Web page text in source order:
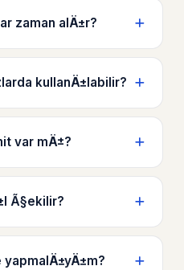
zaman alÄ±r?
kullanÄ±labilir?
var mÄ±?
Ã§ekilir?